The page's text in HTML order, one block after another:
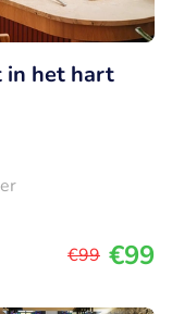
in het hart
€99 €99